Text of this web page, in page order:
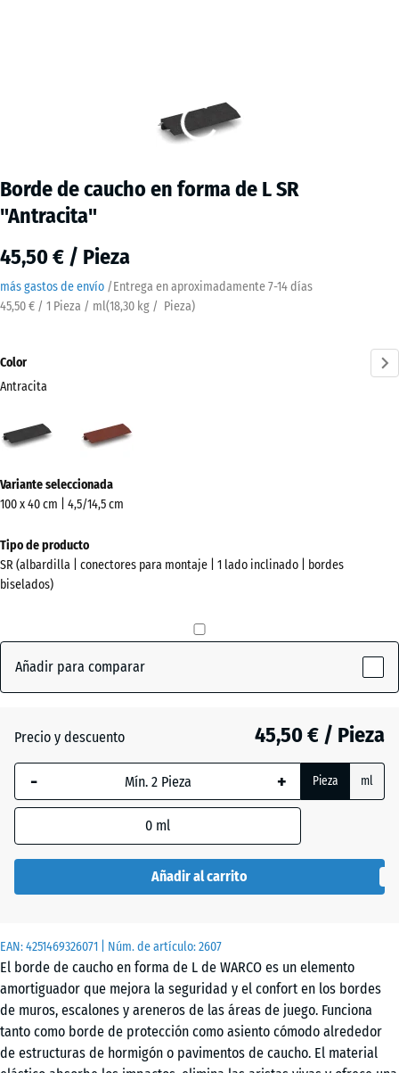
Borde de caucho en forma de L SR
"Antracita"
45,50 € / Pieza
más gastos de envío /Entrega en aproximadamente7-14 días
45,50 € / 1 Pieza / ml(18,30 kg / Pieza)
EAN:4251469326071 | Núm. de artículo:2607
El borde de caucho en forma de L de WARCO es un elemento
amortiguador que mejora la seguridad y el confort en los bordes
de muros, escalones y areneros de las áreas de juego. Funciona
tanto como borde de protección como asiento cómodo alrededor
de estructuras de hormigón o pavimentos de caucho. El material
Color
Antracita
(active)
información
sobre
los
colores?
Mostrar
Antracita(active)
ladrillo
+ 1,30 €
Variante seleccionada
100 x 40 cm | 4,5/14,5 cm
Tipo de producto
SR (albardilla | conectores para montaje | 1 lado inclinado | bordes
biselados)
Añadir para comparar
Precio y descuento 45,50 € / Pieza
- + Pieza ml
0 ml
Añadir al carrito